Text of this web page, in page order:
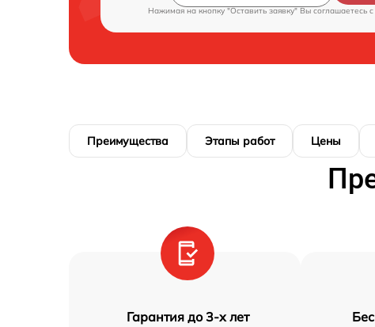
Нажимая на кнопку "Оставить заявку" Вы соглашаетесь c
Преимущества Этапы работ Цены
Гарантия до 3-х лет